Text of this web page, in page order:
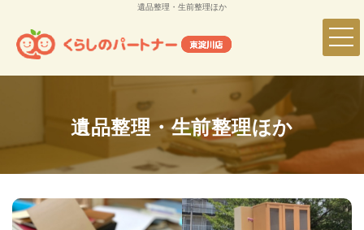
遺品整理・生前整理ほか
遺品整理・生前整理ほか